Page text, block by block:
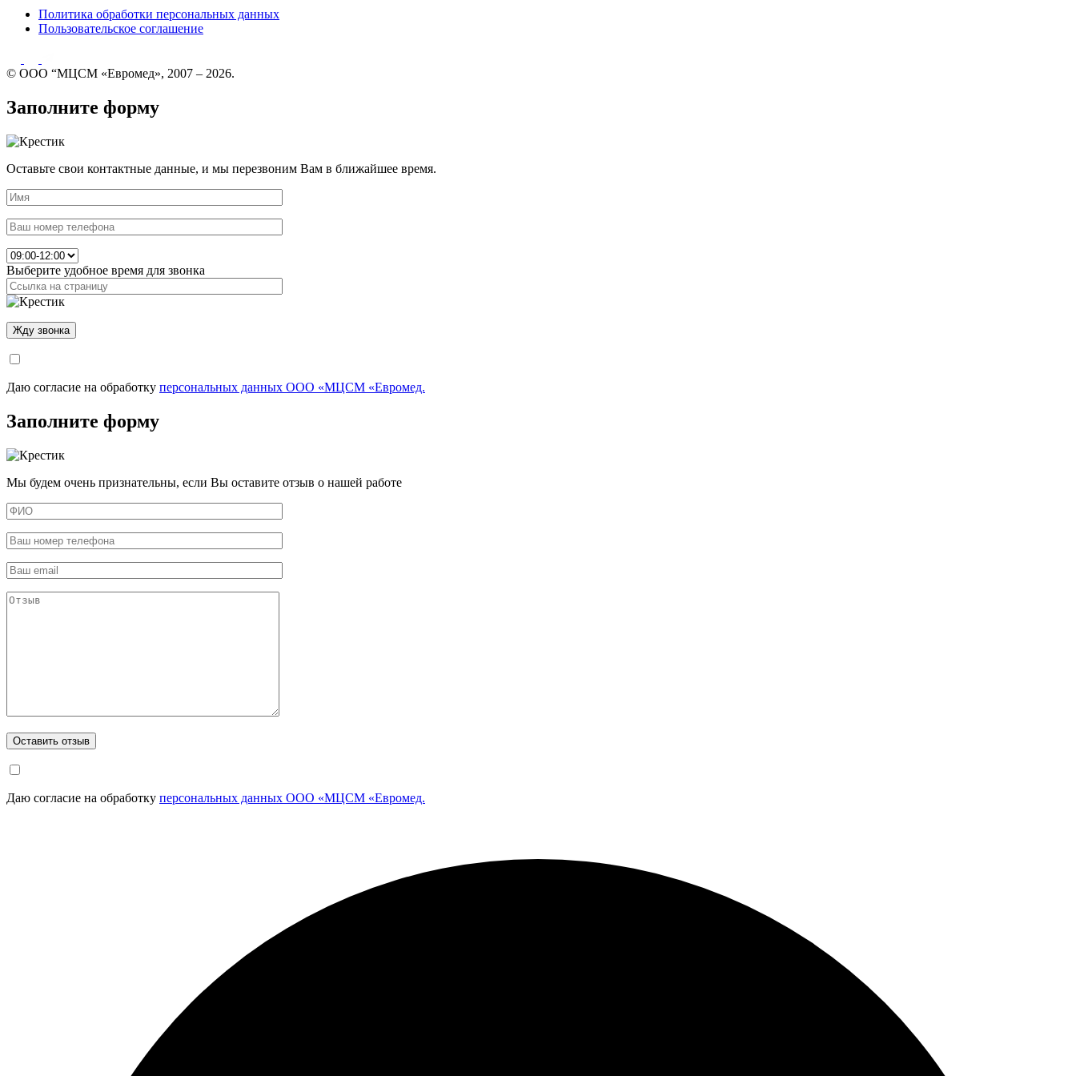
Политика обработки персональных данных
Пользовательское соглашение
© ООО “МЦСМ «Евромед», 2007 – 2026.
Заполните форму
Оставьте свои контактные данные, и мы перезвоним Вам в ближайшее время.
Выберите удобное время для звонка
Даю согласие на обработку персональных данных ООО «МЦСМ «Евромед.
Заполните форму
Мы будем очень признательны, если Вы оставите отзыв о нашей работе
Даю согласие на обработку персональных данных ООО «МЦСМ «Евромед.